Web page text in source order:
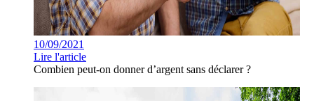
10/09/2021
Lire l'article
Combien peut-on donner d’argent sans déclarer ?